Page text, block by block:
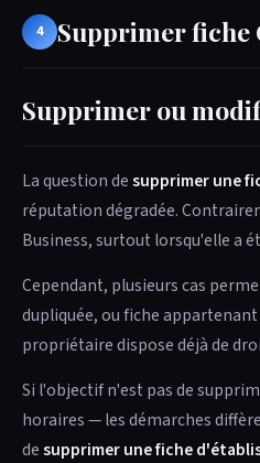
4 Supprimer fiche
Supprimer ou
La question desupprimer une
réputation dégradée.
Business, surtout lorsqu'elle a
Cependant, plusieurs cas
dupliquée, ou fiche
propriétaire dispose déjà de
Si l'objectif n'est pas de
horaires — les démarches
desupprimer une fiche